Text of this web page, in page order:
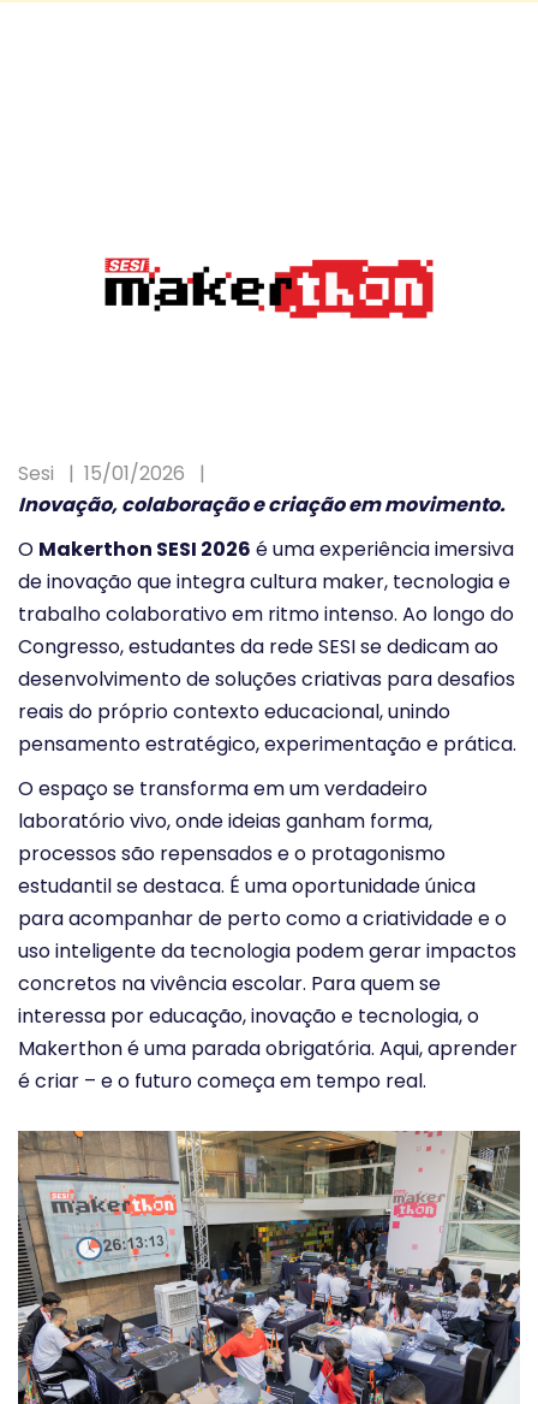
Sesi
15/01/2026
Inovação, colaboração e criação em movimento.
O Makerthon SESI 2026 é uma experiência imersiva
de inovação que integra cultura maker, tecnologia e
trabalho colaborativo em ritmo intenso. Ao longo do
Congresso, estudantes da rede SESI se dedicam ao
desenvolvimento de soluções criativas para desafios
reais do próprio contexto educacional, unindo
pensamento estratégico, experimentação e prática.
O espaço se transforma em um verdadeiro
laboratório vivo, onde ideias ganham forma,
processos são repensados e o protagonismo
estudantil se destaca. É uma oportunidade única
para acompanhar de perto como a criatividade e o
uso inteligente da tecnologia podem gerar impactos
concretos na vivência escolar. Para quem se
interessa por educação, inovação e tecnologia, o
Makerthon é uma parada obrigatória. Aqui, aprender
é criar – e o futuro começa em tempo real.